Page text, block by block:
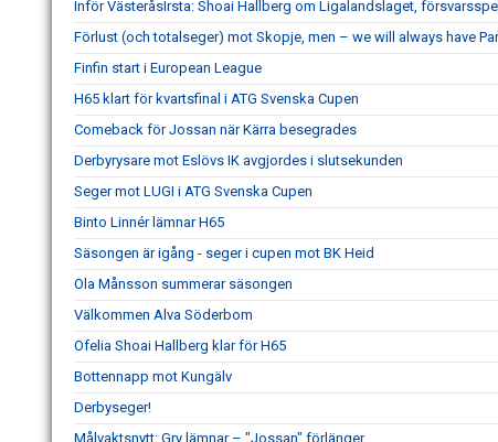
Inför VästeråsIrsta: Shoai Hallberg om Ligalandslaget,
Förlust (och totalseger) mot Skopje, men – we will always have
Finfin start i European League
H65 klart för kvartsfinal i ATG Svenska Cupen
Comeback för Jossan när Kärra besegrades
Derbyrysare mot Eslövs IK avgjordes i slutsekunden
Seger mot LUGI i ATG Svenska Cupen
Binto Linnér lämnar H65
Säsongen är igång - seger i cupen mot BK Heid
Ola Månsson summerar säsongen
Välkommen Alva Söderbom
Ofelia Shoai Hallberg klar för H65
Bottennapp mot Kungälv
Derbyseger!
Målvaktsnytt: Gry lämnar – "Jossan" förlänger